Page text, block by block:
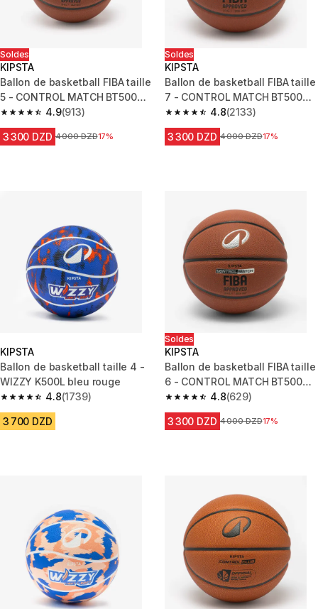
Soldes
KIPSTA
Ballon de basketball FIBA taille
5 - CONTROL MATCH BT500
marron
4.9
4.9 out of 5 stars from 913 reviews
(913)
3 300 DZD Prix avant la réduction
4 000 DZD17%
Soldes
KIPSTA
Ballon de basketball FIBA taille
7 - CONTROL MATCH BT500
marron
4.8
4.8 out of 5 stars from 2133
(2133)
3 300 DZD Prix avant la réduction
4 000 DZD17%
KIPSTA
Ballon de basketball taille 4 -
WIZZY K500L bleu rouge
4.8
4.8 out of 5 stars from 1739 reviews
(1739)
3 700 DZD
Soldes
KIPSTA
Ballon de basketball FIBA taille
6 - CONTROL MATCH BT500
marron
4.8
4.8 out of 5 stars from 629
(629)
3 300 DZD Prix avant la réduction
4 000 DZD17%